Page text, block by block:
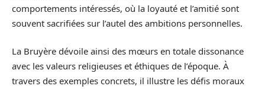
comportements intéressés, où la loyauté et l’amitié sont
souvent sacrifiées sur l’autel des ambitions personnelles.
La Bruyère dévoile ainsi des mœurs en totale dissonance
avec les valeurs religieuses et éthiques de l’époque. À
travers des exemples concrets, il illustre les défis moraux